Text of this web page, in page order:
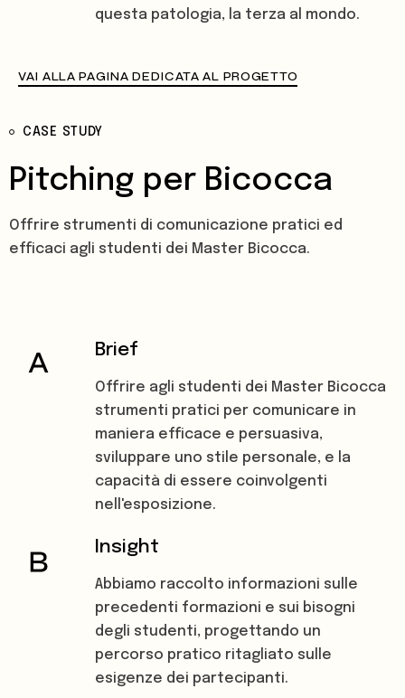
questa patologia, la terza al mondo.
VAI ALLA PAGINA DEDICATA AL PROGETTO
CASE STUDY
Pitching per Bicocca
Offrire strumenti di comunicazione pratici ed
efficaci agli studenti dei Master Bicocca.
Brief
Offrire agli studenti dei Master Bicocca
strumenti pratici per comunicare in
maniera efficace e persuasiva,
sviluppare uno stile personale, e la
capacità di essere coinvolgenti
nell'esposizione.
Insight
Abbiamo raccolto informazioni sulle
precedenti formazioni e sui bisogni
degli studenti, progettando un
percorso pratico ritagliato sulle
esigenze dei partecipanti.